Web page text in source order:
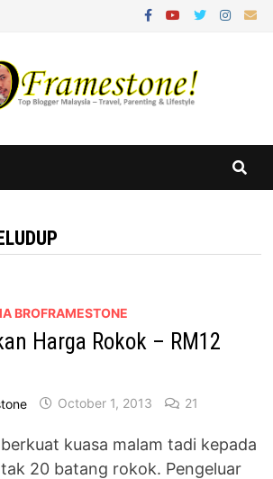
BROFRAMESTONE
Harga Rokok – RM12
October 1, 2013 21
kuasa malam tadi kepada
20 batang rokok. Pengeluar